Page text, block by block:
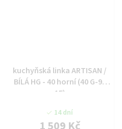
kuchyňská linka ARTISAN /
BÍLÁ HG - 40 horní (40 G-90
1F)
14 dní